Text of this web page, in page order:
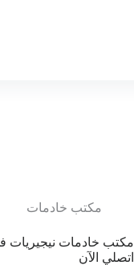
مكتب خادمات
اتصلي الآن